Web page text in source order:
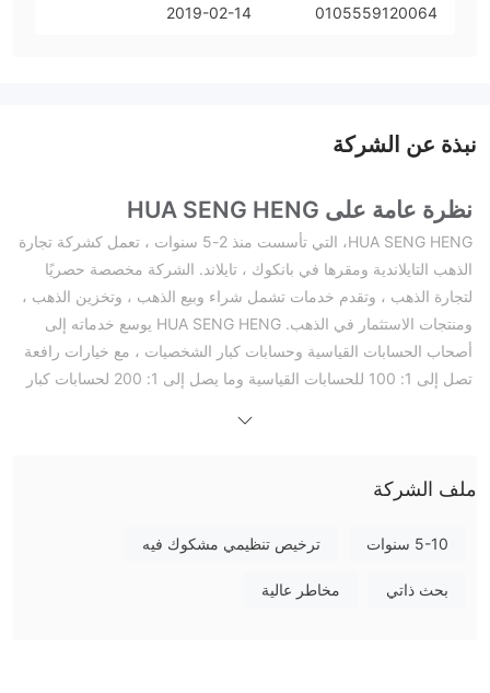
0105559120064
2019-02-14
نبذة عن الشركة
نظرة عامة على HUA SENG HENG
HUA SENG HENG، التي تأسست منذ 2-5 سنوات ، تعمل كشركة تجارة
الذهب التايلاندية ومقرها في بانكوك ، تايلاند. الشركة مخصصة حصريًا
لتجارة الذهب ، وتقدم خدمات تشمل شراء وبيع الذهب ، وتخزين الذهب ،
ومنتجات الاستثمار في الذهب. HUA SENG HENG يوسع خدماته إلى
أصحاب الحسابات القياسية وحسابات كبار الشخصيات ، مع خيارات رافعة
تصل إلى 1: 100 للحسابات القياسية وما يصل إلى 1: 200 لحسابات كبار
والبريد الإلكتروني ، مع توفر المساعدة على مدار الساعة باللغتين
وتحافظ على تواجدها عبر الإنترنت من خلال موقعها الإلكتروني ومنصات
ملف الشركة
5-10 سنوات ترخيص تنظيمي مشكوك فيه
بحث ذاتي مخاطر عالية